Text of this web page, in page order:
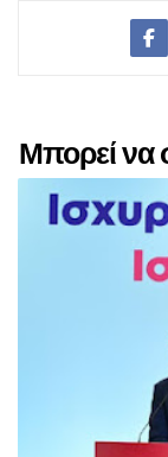
Μπορεί να
αναρτήσεις